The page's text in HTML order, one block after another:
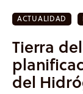
Investigación
Proyectos
Informes
ACTUALIDAD
Tierra
del